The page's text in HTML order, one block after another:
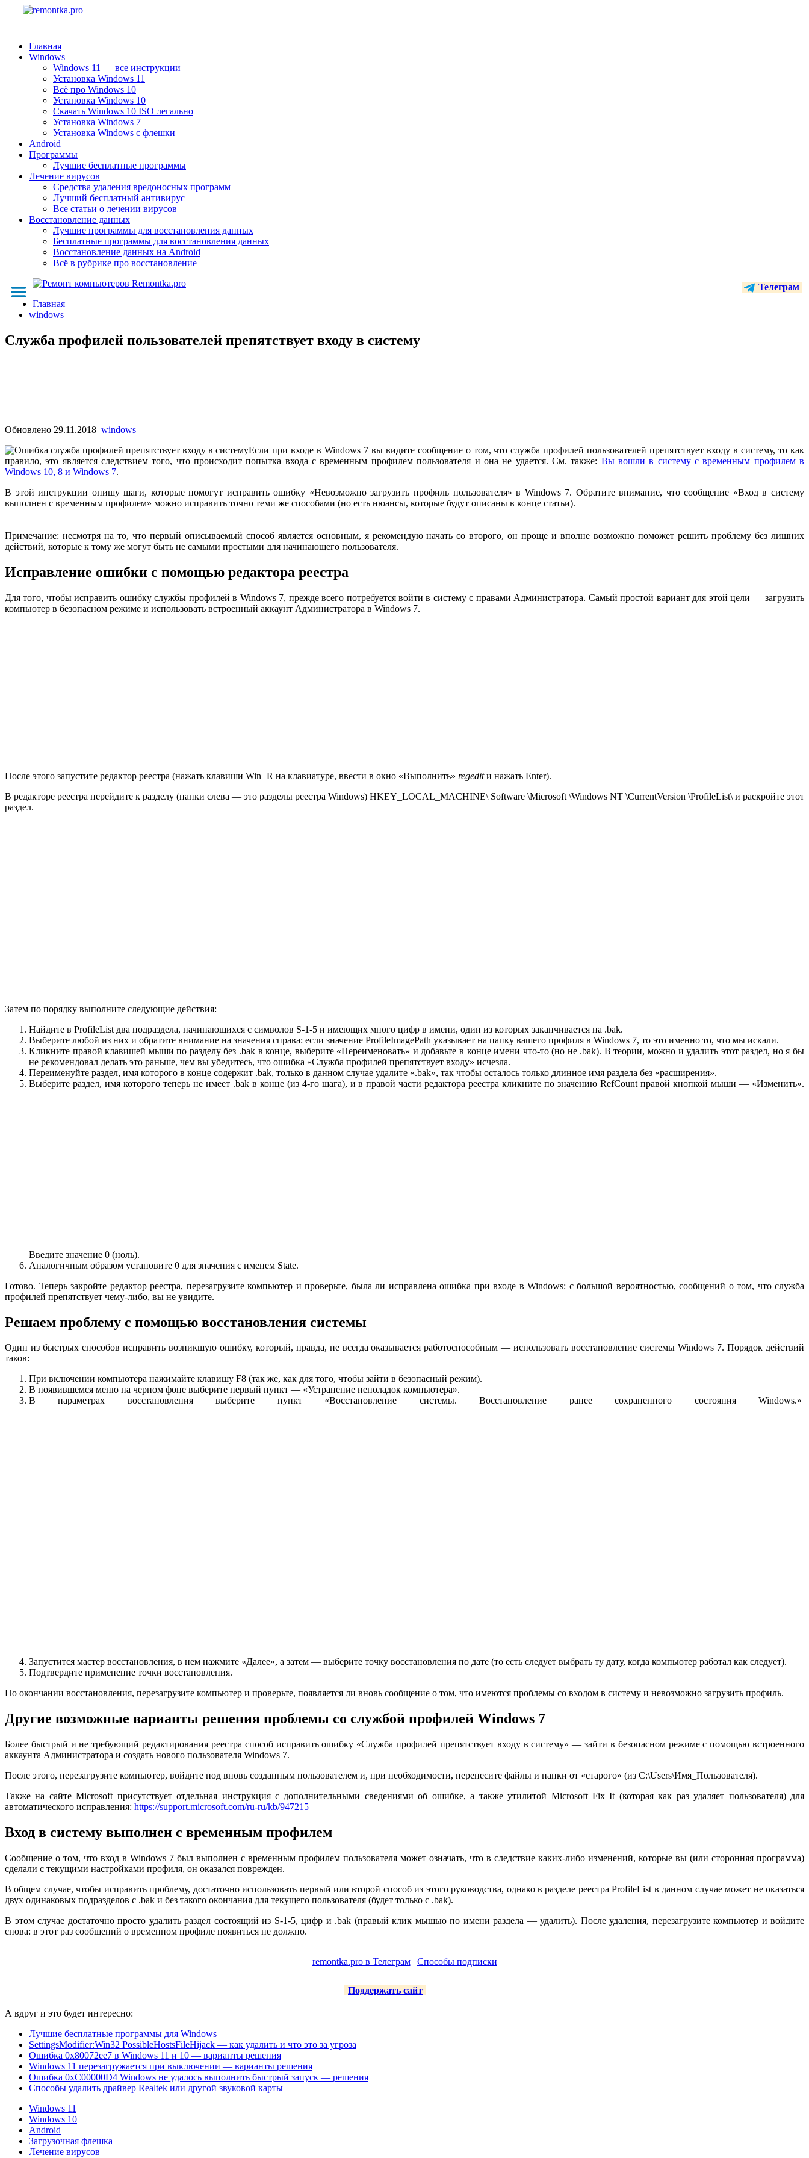
Главная
Windows
Windows 11 — все инструкции
Установка Windows 11
Всё про Windows 10
Установка Windows 10
Скачать Windows 10 ISO легально
Установка Windows 7
Установка Windows с флешки
Android
Программы
Лучшие бесплатные программы
Лечение вирусов
Средства удаления вредоносных программ
Лучший бесплатный антивирус
Все статьи о лечении вирусов
Восстановление данных
Лучшие программы для восстановления данных
Бесплатные программы для восстановления данных
Восстановление данных на Android
Всё в рубрике про восстановление
Телеграм
Главная
windows
Служба профилей пользователей препятствует входу в систему
Обновлено 29.11.2018 windows
Если при входе в Windows 7 вы видите сообщение о том, что служба профилей пользователей препятствует входу в систему, то как
правило, это является следствием того, что происходит попытка входа с временным профилем пользователя и она не удается. См. также: Вы вошли в систему с временным профилем в
Windows 10, 8 и Windows 7.
В этой инструкции опишу шаги, которые помогут исправить ошибку «Невозможно загрузить профиль пользователя» в Windows 7. Обратите внимание, что сообщение «Вход в систему
выполнен с временным профилем» можно исправить точно теми же способами (но есть нюансы, которые будут описаны в конце статьи).
Примечание: несмотря на то, что первый описываемый способ является основным, я рекомендую начать со второго, он проще и вполне возможно поможет решить проблему без лишних
действий, которые к тому же могут быть не самыми простыми для начинающего пользователя.
Исправление ошибки с помощью редактора реестра
Для того, чтобы исправить ошибку службы профилей в Windows 7, прежде всего потребуется войти в систему с правами Администратора. Самый простой вариант для этой цели — загрузить
компьютер в безопасном режиме и использовать встроенный аккаунт Администратора в Windows 7.
После этого запустите редактор реестра (нажать клавиши Win+R на клавиатуре, ввести в окно «Выполнить» regeditи нажать Enter).
В редакторе реестра перейдите к разделу (папки слева — это разделы реестра Windows) HKEY_LOCAL_MACHINE\ Software \Microsoft \Windows NT \CurrentVersion \ProfileList\ и раскройте этот
раздел.
Затем по порядку выполните следующие действия:
Найдите в ProfileList два подраздела, начинающихся с символов S-1-5 и имеющих много цифр в имени, один из которых заканчивается на .bak.
Выберите любой из них и обратите внимание на значения справа: если значение ProfileImagePath указывает на папку вашего профиля в Windows 7, то это именно то, что мы искали.
Кликните правой клавишей мыши по разделу без .bak в конце, выберите «Переименовать» и добавьте в конце имени что-то (но не .bak). В теории, можно и удалить этот раздел, но я бы
не рекомендовал делать это раньше, чем вы убедитесь, что ошибка «Служба профилей препятствует входу» исчезла.
Переименуйте раздел, имя которого в конце содержит .bak, только в данном случае удалите «.bak», так чтобы осталось только длинное имя раздела без «расширения».
Выберите раздел, имя которого теперь не имеет .bak в конце (из 4-го шага), и в правой части редактора реестра кликните по значению RefCount правой кнопкой мыши — «Изменить».
Введите значение 0 (ноль).
Аналогичным образом установите 0 для значения с именем State.
Готово. Теперь закройте редактор реестра, перезагрузите компьютер и проверьте, была ли исправлена ошибка при входе в Windows: с большой вероятностью, сообщений о том, что служба
профилей препятствует чему-либо, вы не увидите.
Решаем проблему с помощью восстановления системы
Один из быстрых способов исправить возникшую ошибку, который, правда, не всегда оказывается работоспособным — использовать восстановление системы Windows 7. Порядок действий
таков:
При включении компьютера нажимайте клавишу F8 (так же, как для того, чтобы зайти в безопасный режим).
В появившемся меню на черном фоне выберите первый пункт — «Устранение неполадок компьютера».
В параметрах восстановления выберите пункт «Восстановление системы. Восстановление ранее сохраненного состояния Windows.»
Запустится мастер восстановления, в нем нажмите «Далее», а затем — выберите точку восстановления по дате (то есть следует выбрать ту дату, когда компьютер работал как следует).
Подтвердите применение точки восстановления.
По окончании восстановления, перезагрузите компьютер и проверьте, появляется ли вновь сообщение о том, что имеются проблемы со входом в систему и невозможно загрузить профиль.
Другие возможные варианты решения проблемы со службой профилей Windows 7
Более быстрый и не требующий редактирования реестра способ исправить ошибку «Служба профилей препятствует входу в систему» — зайти в безопасном режиме с помощью встроенного
аккаунта Администратора и создать нового пользователя Windows 7.
После этого, перезагрузите компьютер, войдите под вновь созданным пользователем и, при необходимости, перенесите файлы и папки от «старого» (из C:\Users\Имя_Пользователя).
Также на сайте Microsoft присутствует отдельная инструкция с дополнительными сведениями об ошибке, а также утилитой Microsoft Fix It (которая как раз удаляет пользователя) для
автоматического исправления: https://support.microsoft.com/ru-ru/kb/947215
Вход в систему выполнен с временным профилем
Сообщение о том, что вход в Windows 7 был выполнен с временным профилем пользователя может означать, что в следствие каких-либо изменений, которые вы (или сторонняя программа)
сделали с текущими настройками профиля, он оказался поврежден.
В общем случае, чтобы исправить проблему, достаточно использовать первый или второй способ из этого руководства, однако в разделе реестра ProfileList в данном случае может не оказаться
двух одинаковых подразделов с .bak и без такого окончания для текущего пользователя (будет только с .bak).
В этом случае достаточно просто удалить раздел состоящий из S-1-5, цифр и .bak (правый клик мышью по имени раздела — удалить). После удаления, перезагрузите компьютер и войдите
снова: в этот раз сообщений о временном профиле появиться не должно.
remontka.pro в Телеграм| Способы подписки
Поддержать сайт
А вдруг и это будет интересно:
Лучшие бесплатные программы для Windows
SettingsModifier:Win32 PossibleHostsFileHijack — как удалить и что это за угроза
Ошибка 0x80072ee7 в Windows 11 и 10 — варианты решения
Windows 11 перезагружается при выключении — варианты решения
Ошибка 0xC00000D4 Windows не удалось выполнить быстрый запуск — решения
Способы удалить драйвер Realtek или другой звуковой карты
Windows 11
Windows 10
Android
Загрузочная флешка
Лечение вирусов